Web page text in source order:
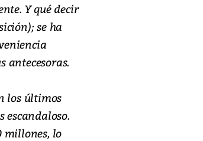
Y qué decir
se ha
antecesoras.
los últimos
escandaloso.
millones, lo